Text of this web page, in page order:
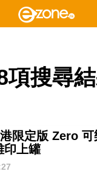
項搜尋
限定版 Zero 可
印上罐